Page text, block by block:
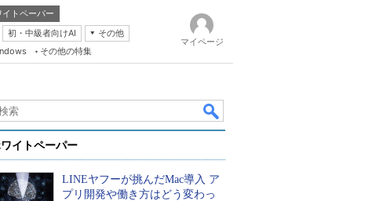
イトペーパー
初・中級者向けAI
その他
その他の特集
マイページ
イトペーパー
LINEヤフーが挑んだMac導入 ア
プリ開発や働き方はどう変わっ